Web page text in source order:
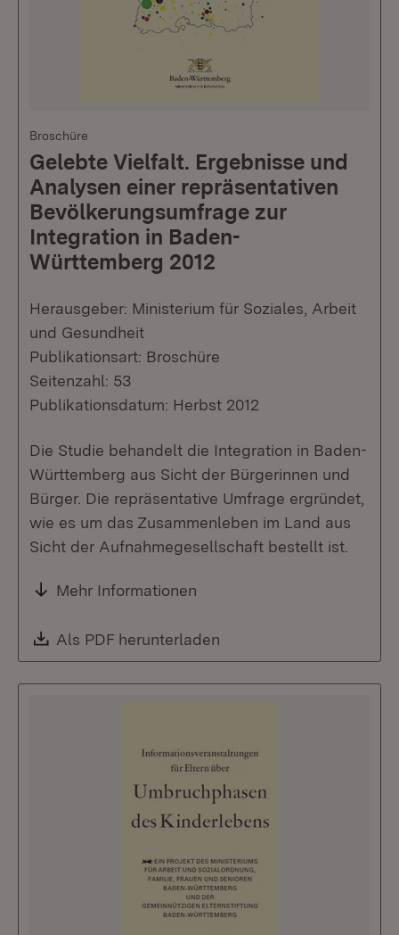
Broschüre
Gelebte Vielfalt. Ergebnisse und
Analysen einer repräsentativen
Bevölkerungsumfrage zur
Integration in Baden-
Württemberg 2012
Herausgeber: Ministerium für Soziales, Arbeit
und Gesundheit
Publikationsart: Broschüre
Seitenzahl: 53
Publikationsdatum: Herbst 2012
Die Studie behandelt die Integration in Baden-
Württemberg aus Sicht der Bürgerinnen und
Bürger. Die repräsentative Umfrage ergründet,
wie es um das Zusammenleben im Land aus
Sicht der Aufnahmegesellschaft bestellt ist.
Mehr Informationen
Download:
Als PDF herunterladen